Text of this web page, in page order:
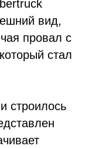
вид,
провал с
стал
строилось